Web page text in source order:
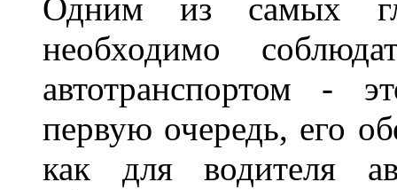
Одним из самых
необходимо
автотранспортом -
первую очередь, его
как для водителя